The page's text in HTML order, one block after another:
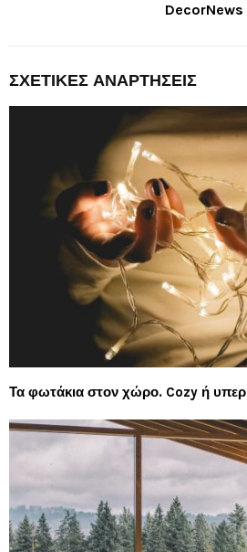
DecorNews
ΣΧΕΤΙΚΈΣ ΑΝΑΡΤΉΣΕΙΣ
Τα φωτάκια στον χώρο. Cozy ή